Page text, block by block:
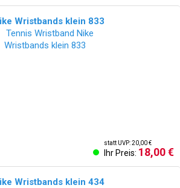
Wristbands klein 833
statt UVP: 20,00 €
Ihr Preis: 18,00 €
Wristbands klein 434